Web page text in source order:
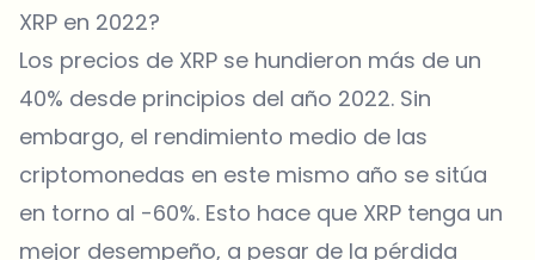
XRP en 2022?
Los precios de XRP se hundieron más de un
40% desde principios del año 2022. Sin
embargo, el rendimiento medio de las
criptomonedas en este mismo año se sitúa
en torno al -60%. Esto hace que XRP tenga un
mejor desempeño, a pesar de la pérdida